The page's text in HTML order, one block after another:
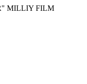
MILLIY FILM